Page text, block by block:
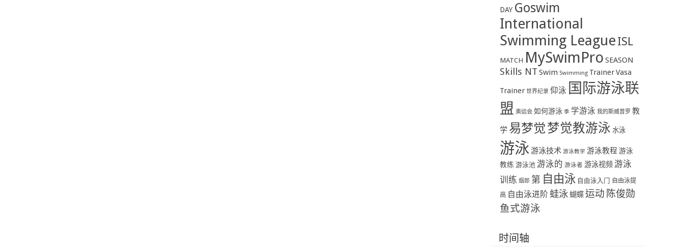
DAY Goswim
International
Swimming LeagueISL
MATCH MySwimPro SEASON
Skills NT Swim Swimming TrainerVasa
Trainer 世界纪录 仰泳 国际游泳联
盟 奥运会 如何游泳 季 学游泳 我的斯威普罗 教
学 易梦觉梦觉教游泳 水泳
游泳游泳技术 游泳教学 游泳教程 游泳
教练 游泳池 游泳的 游泳者 游泳视频 游泳
训练 烟郎 第 自由泳 自由泳入门 自由泳提
高 自由泳进阶 蛙泳蝴蝶运动 陈俊勋
鱼式游泳
时间轴